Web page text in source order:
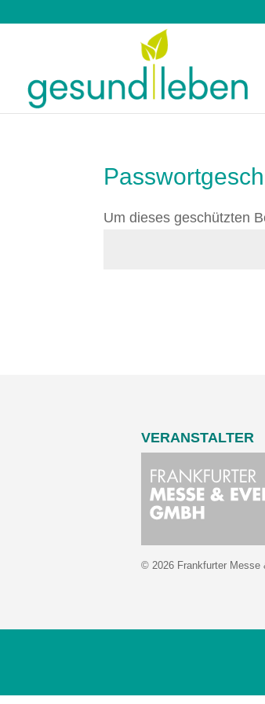
Um dieses geschützten
VERANSTALTER
© 2026 Frankfurter Messe